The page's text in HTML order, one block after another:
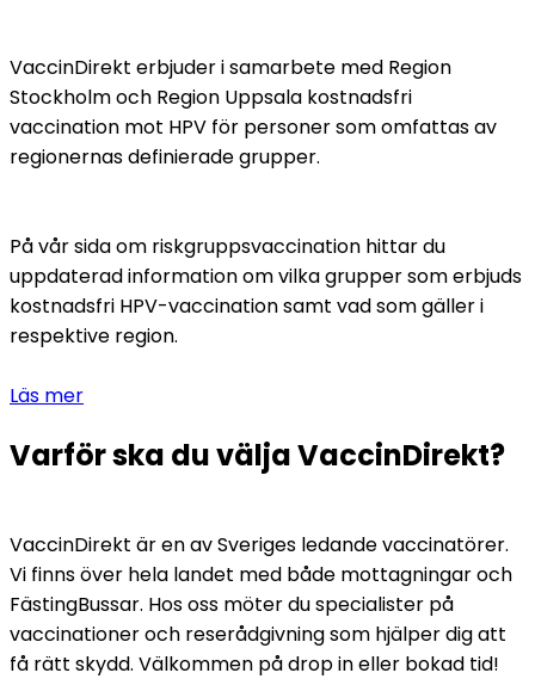
VaccinDirekt erbjuder i samarbete med Region
Stockholm och Region Uppsala kostnadsfri
vaccination mot HPV för personer som omfattas av
regionernas definierade grupper.
På vår sida om riskgruppsvaccination hittar du
uppdaterad information om vilka grupper som erbjuds
kostnadsfri HPV-vaccination samt vad som gäller i
respektive region.
Läs mer
Varför ska du välja VaccinDirekt?
VaccinDirekt är en av Sveriges ledande vaccinatörer.
Vi finns över hela landet med både mottagningar och
FästingBussar. Hos oss möter du specialister på
vaccinationer och reserådgivning som hjälper dig att
få rätt skydd. Välkommen på drop in eller bokad tid!